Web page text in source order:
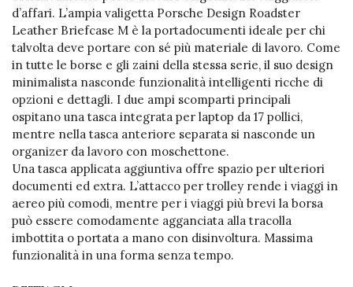
d’affari. L’ampia valigetta Porsche Design Roadster
Leather Briefcase M è la portadocumenti ideale per chi
talvolta deve portare con sé più materiale di lavoro. Come
in tutte le borse e gli zaini della stessa serie, il suo design
minimalista nasconde funzionalità intelligenti ricche di
opzioni e dettagli. I due ampi scomparti principali
ospitano una tasca integrata per laptop da 17 pollici,
mentre nella tasca anteriore separata si nasconde un
organizer da lavoro con moschettone.
Una tasca applicata aggiuntiva offre spazio per ulteriori
documenti ed extra. L’attacco per trolley rende i viaggi in
aereo più comodi, mentre per i viaggi più brevi la borsa
può essere comodamente agganciata alla tracolla
imbottita o portata a mano con disinvoltura. Massima
funzionalità in una forma senza tempo.